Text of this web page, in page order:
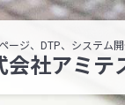
ージ、DTP、システム
会社アミテ